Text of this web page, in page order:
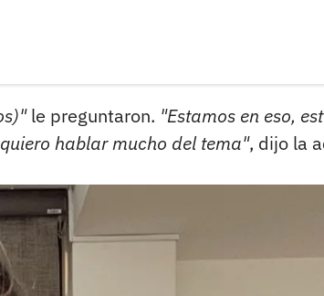
le preguntaron. "Estamos en eso,
hablar mucho del tema", dijo la